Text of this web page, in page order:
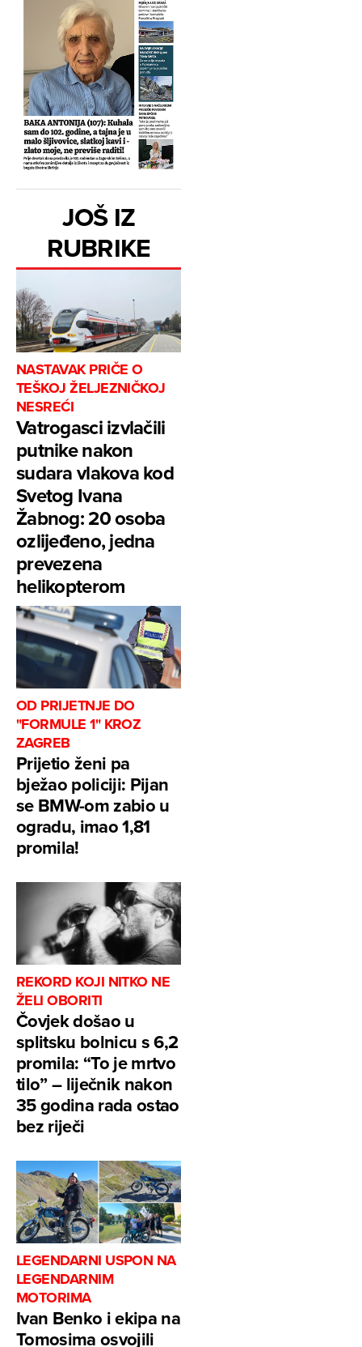
JOŠ IZ
RUBRIKE
NASTAVAK PRIČE O
TEŠKOJ ŽELJEZNIČKOJ
NESREĆI
Vatrogasci izvlačili
putnike nakon
sudara vlakova kod
Svetog Ivana
Žabnog: 20 osoba
ozlijeđeno, jedna
prevezena
helikopterom
OD PRIJETNJE DO
"FORMULE 1" KROZ
ZAGREB
Prijetio ženi pa
bježao policiji: Pijan
se BMW-om zabio u
ogradu, imao 1,81
promila!
REKORD KOJI NITKO NE
ŽELI OBORITI
Čovjek došao u
splitsku bolnicu s 6,2
promila: “To je mrtvo
tilo” – liječnik nakon
35 godina rada ostao
bez riječi
LEGENDARNI USPON NA
LEGENDARNIM
MOTORIMA
Ivan Benko i ekipa na
Tomosima osvojili